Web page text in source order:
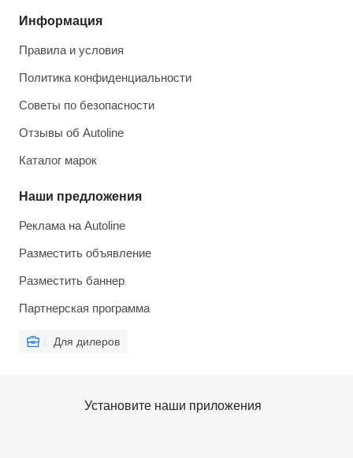
Информация
Правила и условия
Политика конфиденциальности
Советы по безопасности
Отзывы об Autoline
Каталог марок
Наши предложения
Реклама на Autoline
Разместить объявление
Разместить баннер
Партнерская программа
Для дилеров
Установите наши приложения